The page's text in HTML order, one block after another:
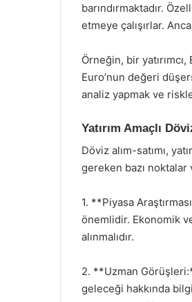
barındırmaktadır.
etmeye çalışırlar.
Örneğin, bir
Euro’nun değeri
analiz yapmak ve
Yatırım Amaçlı
Döviz alım-satımı,
gereken bazı noktalar
1. **Piyasa
önemlidir. Ekonomik
alınmalıdır.
2. **Uzman
geleceği hakkında